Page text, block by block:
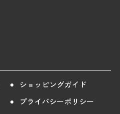
ショッピングガイド
プライバシーポリシー